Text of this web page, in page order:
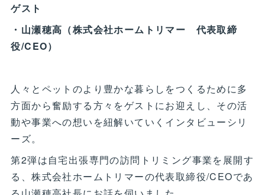
ゲスト
・山瀬穂高（株式会社ホームトリマー 代表取締
役/CEO）
人々とペットのより豊かな暮らしをつくるために多
方面から奮励する方々をゲストにお迎えし、その活
動や事業への想いを紐解いていくインタビューシリ
ーズ。
第2弾は自宅出張専門の訪問トリミング事業を展開す
る、株式会社ホームトリマーの代表取締役/CEOであ